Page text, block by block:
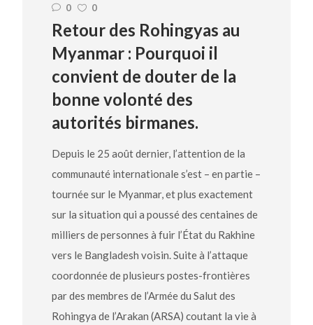
0
0
Retour des Rohingyas au
Myanmar : Pourquoi il
convient de douter de la
bonne volonté des
autorités birmanes.
Depuis le 25 août dernier, l’attention de la
communauté internationale s’est – en partie –
tournée sur le Myanmar, et plus exactement
sur la situation qui a poussé des centaines de
milliers de personnes à fuir l’État du Rakhine
vers le Bangladesh voisin. Suite à l’attaque
coordonnée de plusieurs postes-frontières
par des membres de l’Armée du Salut des
Rohingya de l’Arakan (ARSA) coutant la vie à